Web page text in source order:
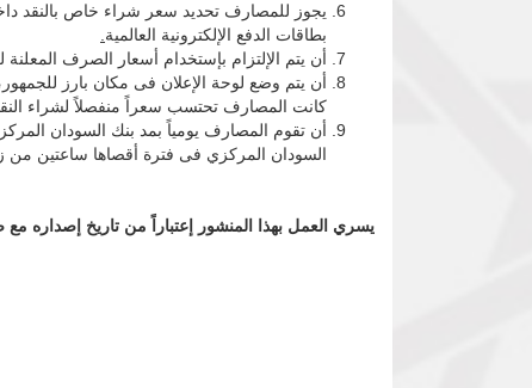
يجوز للمصارف تحديد سعر شراء خاص بالنقد
بطاقات الدفع الإلكترونية العالمية
أن يتم الإلتزام بإستخدام أسعار الصرف
أن يتم وضع لوحة الإعلان فى مكان بارز
كانت المصارف تحتسب سعراً منفصلاً لشراء
أن تقوم المصارف يومياً بمد بنك السودان
السودان المركزي فى فترة أقصاها
يسري العمل بهذا المنشور إعتباراً من تاريخ إصداره